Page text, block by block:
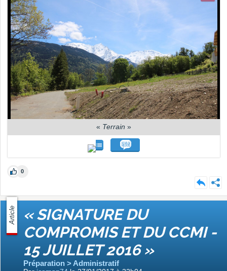
« Terrain »
0
Article « SIGNATURE DU
COMPROMIS ET DU CCMI -
15 JUILLET 2016 »
Préparation > Administratif